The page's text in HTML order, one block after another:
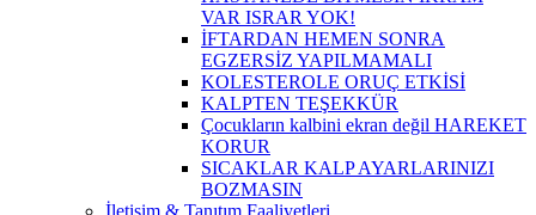
VAR ISRAR YOK!
İFTARDAN HEMEN SONRA
EGZERSİZ YAPILMAMALI
KOLESTEROLE ORUÇ ETKİSİ
KALPTEN TEŞEKKÜR
Çocukların kalbini ekran değil HAREKET
KORUR
SICAKLAR KALP AYARLARINIZI
BOZMASIN
İletişim & Tanıtım Faaliyetleri